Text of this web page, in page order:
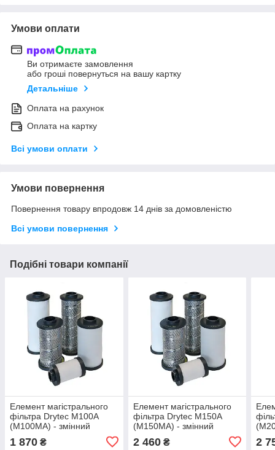
Умови оплати
Ви отримаєте замовлення
або гроші повернуться на вашу картку
Детальніше
Оплата на рахунок
Оплата на картку
Всі умови оплати
Умови повернення
Повернення товару впродовж 14 днів за домовленістю
Всі умови повернення
Подібні товари компанії
Елемент магістрального
фільтра Drytec M100A
(M100MA) - змінний
картридж фільтра G100A
1 870 ₴
Елемент магістрального
фільтра Drytec M150A
(M150MA) - змінний
картридж фільтра G150A
2 460₴ 2